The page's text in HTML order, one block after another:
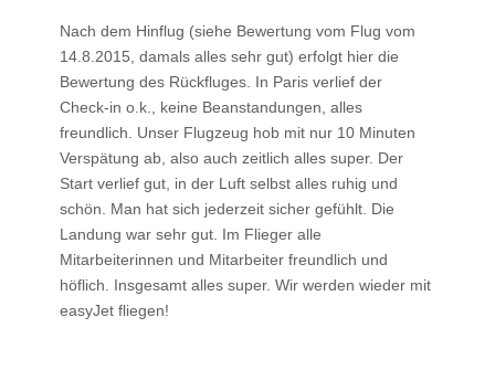
Nach dem Hinflug (siehe Bewertung vom Flug vom
14.8.2015, damals alles sehr gut) erfolgt hier die
Bewertung des Rückfluges. In Paris verlief der
Check-in o.k., keine Beanstandungen, alles
freundlich. Unser Flugzeug hob mit nur 10 Minuten
Verspätung ab, also auch zeitlich alles super. Der
Start verlief gut, in der Luft selbst alles ruhig und
schön. Man hat sich jederzeit sicher gefühlt. Die
Landung war sehr gut. Im Flieger alle
Mitarbeiterinnen und Mitarbeiter freundlich und
höflich. Insgesamt alles super. Wir werden wieder mit
easyJet fliegen!